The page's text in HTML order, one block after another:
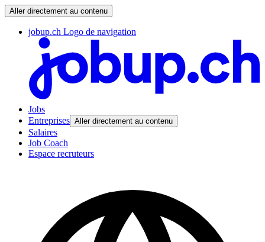
Aller directement au contenu
jobup.ch Logo de navigation
Jobs
Entreprises Aller directement au contenu
Salaires
Job Coach
Espace recruteurs